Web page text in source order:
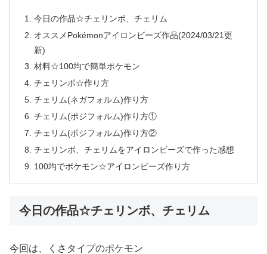
今日の作品☆チェリンボ、チェリム
オススメPokémonアイロンビーズ作品(2024/03/21更
新)
材料☆100均で簡単ポケモン
チェリンボ☆作り方
チェリム(ネガフォルム)作り方
チェリム(ポジフォルム)作り方①
チェリム(ポジフォルム)作り方②
チェリンボ、チェリムをアイロンビーズで作った感想
100均でポケモン☆アイロンビーズ作り方
今日の作品☆チェリンボ、チェリム
今回は、くさタイプのポケモン